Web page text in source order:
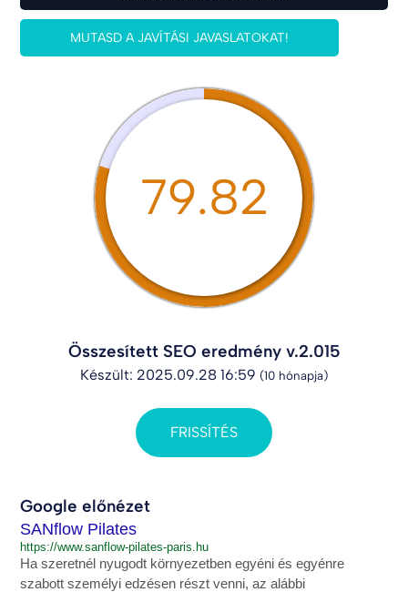
MUTASD A JAVÍTÁSI JAVASLATOKAT!
79.82
Összesített SEO eredmény v.2.015
Készült: 2025.09.28 16:59 (10 hónapja)
FRISSÍTÉS
Google előnézet
SANflow Pilates
https://www.sanflow-pilates-paris.hu
Ha szeretnél nyugodt környezetben egyéni és egyénre
szabott személyi edzésen részt venni, az alábbi